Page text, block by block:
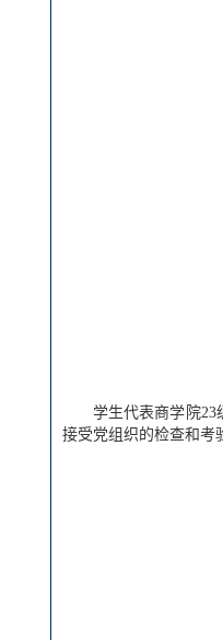
学生代表商学院23
接受党组织的检查和考